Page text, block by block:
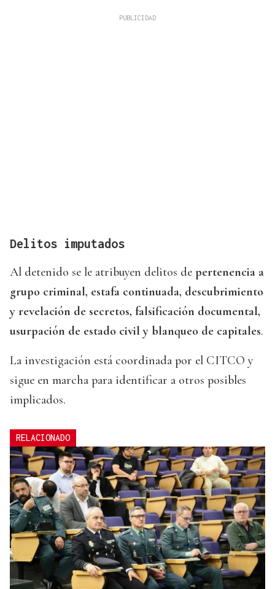
Delitos imputados
Al detenido se le atribuyen delitos de pertenencia a
grupo criminal, estafa continuada, descubrimiento
y revelación de secretos, falsificación documental,
usurpación de estado civil y blanqueo de capitales.
La investigación está coordinada por el CITCO y
sigue en marcha para identificar a otros posibles
implicados.
RELACIONADO